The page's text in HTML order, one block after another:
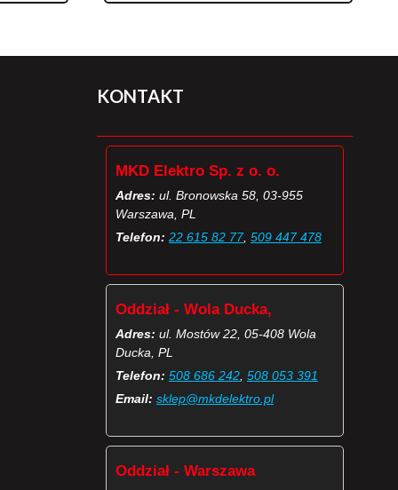
KONTAKT
MKD Elektro Sp. z o. o.
Adres: ul. Bronowska 58, 03-955
Warszawa, PL
Telefon: 22 615 82 77, 509 447 478
Oddział - Wola Ducka,
Adres: ul. Mostów 22, 05-408 Wola
Ducka, PL
Telefon: 508 686 242 508 053 391
Email: sklep@mkdelektro.pl
Oddział - Warszawa